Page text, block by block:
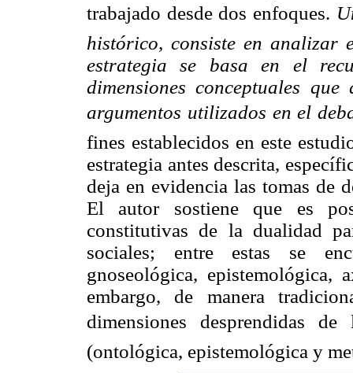
trabajado desde dos enfoques.
histórico, consiste en
estrategia se basa en el
dimensiones conceptuales
argumentos utilizados en el
fines establecidos en este
estrategia antes descrita,
deja en evidencia las tomas de
El autor sostiene que es
constitutivas de la dualidad
sociales; entre estas se
gnoseológica,
embargo, de manera
dimensiones desprendidas de
(ontológica, epistemológica y